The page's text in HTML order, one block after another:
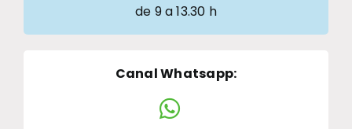
de 9 a 13.30 h
Canal Whatsapp: